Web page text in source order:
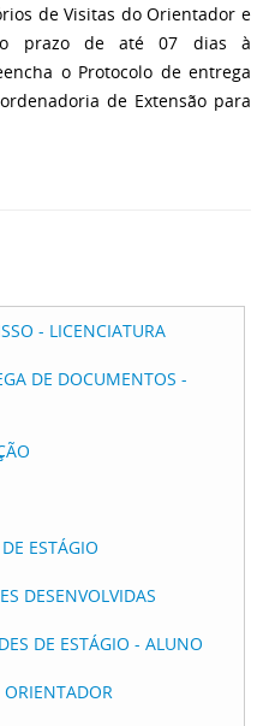
de Visitas do Orientador e
prazo de até 07 dias à
o Protocolo de entrega
de Extensão para
- LICENCIATURA
DE DOCUMENTOS -
ESTÁGIO
DESENVOLVIDAS
DE ESTÁGIO - ALUNO